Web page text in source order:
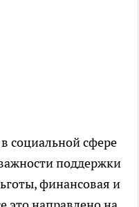
социальной сфере
поддержки
финансовая и